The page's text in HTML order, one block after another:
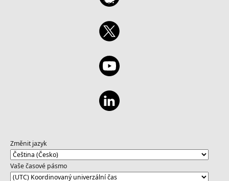
Změnit jazyk
Vaše časové pásmo